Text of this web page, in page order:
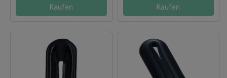
Kaufen Kaufen